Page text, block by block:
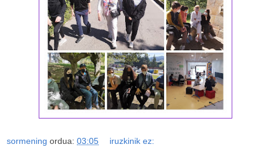
sormening ordua: 03:05 iruzkinik ez: